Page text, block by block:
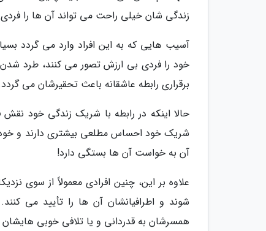
زندگی شان خیلی راحت می تواند آن ها را
آسیب هایی که به این افراد وارد می گردد
خود را فردی بی ارزش تصور می کنند، طرد
برقراری رابطه عاشقانه باعث تحقیرشان می
حالا اینکه در رابطه با شریک زندگی خود نقش
شریک خود احساس مطلعی بیشتری دارند و خود
آن به خواست آن ها بستگی دارد!
علاوه بر این، چنین افرادی معمولاً از سوی
شوند و اطرافیانشان آن ها را تأیید می
همسرشان به قدردانی و یا تلافی خوبی هایشان